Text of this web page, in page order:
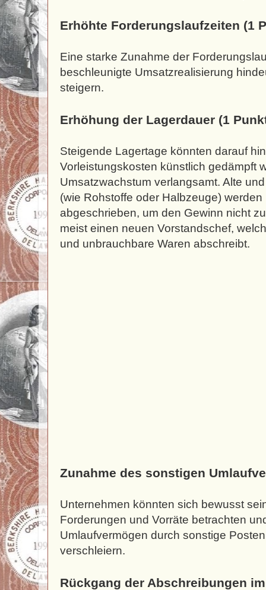
Erhöhte Forderungslaufzeiten (1
Eine starke Zunahme der
beschleunigte Umsatzrealisierung
steigern.
Erhöhung der Lagerdauer (1
Steigende Lagertage könnten darauf
Vorleistungskosten künstlich gedämpft
Umsatzwachstum verlangsamt. Alte
(wie Rohstoffe oder Halbzeuge) werden
abgeschrieben, um den Gewinn nicht
meist einen neuen Vorstandschef,
und unbrauchbare Waren abschreibt.
Zunahme des sonstigen
Unternehmen könnten sich bewusst
Forderungen und Vorräte betrachten
Umlaufvermögen durch sonstige
verschleiern.
Rückgang der Abschreibungen